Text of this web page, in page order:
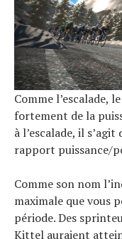
Comme l’escalade,
fortement de la
à l’escalade, il
rapport puissance/
Comme son nom
maximale que vous
période. Des
Kittel auraient